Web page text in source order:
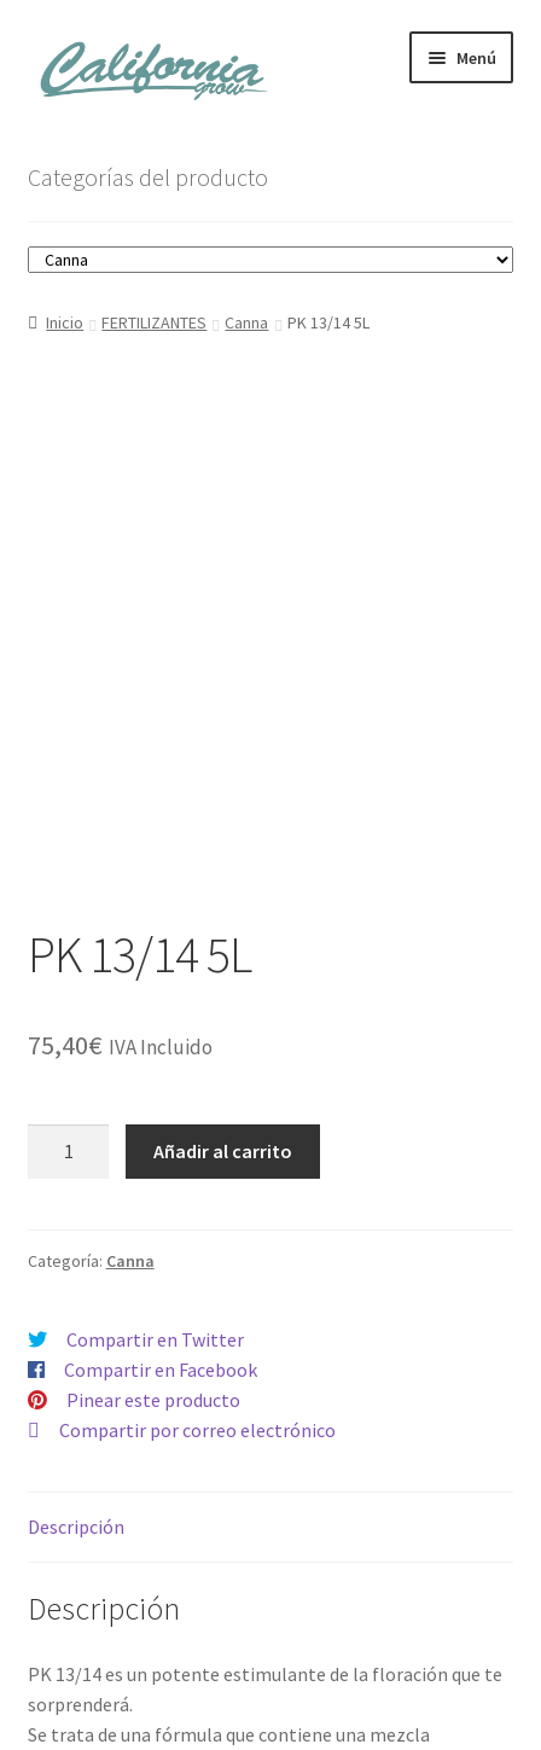
al
contenido
Menú
Carrito
Mi cuenta
Categorías del producto
Inicio FERTILIZANTES Canna PK 13/14 5L
PK 13/14 5L
75,40€ IVA Incluido
Añadir al carrito
Categoría: Canna
Compartir en Twitter
Compartir en Facebook
Pinear este producto
Compartir por correo electrónico
Descripción
Descripción
PK 13/14 es un potente estimulante de la floración que te
sorprenderá.
Se trata de una fórmula que contiene una mezcla